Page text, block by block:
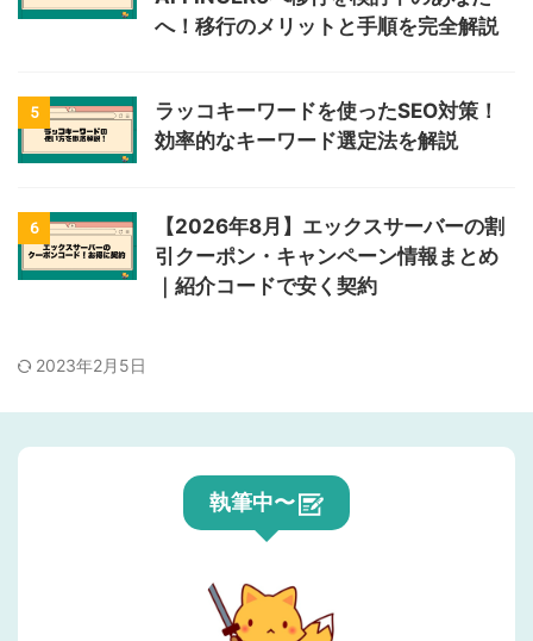
へ！移行のメリットと手順を完全解説
5
ラッコキーワードを使ったSEO対策！
効率的なキーワード選定法を解説
6
【2026年8月】エックスサーバーの割
引クーポン・キャンペーン情報まとめ
｜紹介コードで安く契約
2023年2月5日
執筆中〜